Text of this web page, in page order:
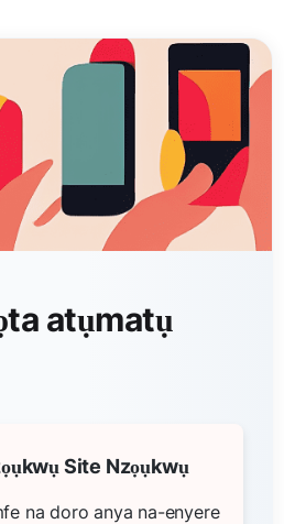
atụmatụ
Site Nzọụkwụ
na doro anya na-enyere